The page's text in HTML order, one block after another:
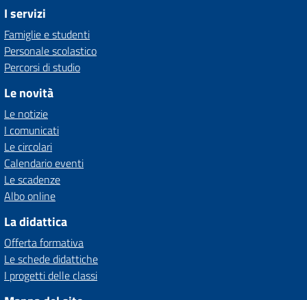
I servizi
Famiglie e studenti
Personale scolastico
Percorsi di studio
Le novità
Le notizie
I comunicati
Le circolari
Calendario eventi
Le scadenze
Albo online
La didattica
Offerta formativa
Le schede didattiche
I progetti delle classi